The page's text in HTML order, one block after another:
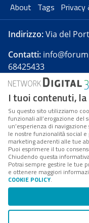
About Tags Privacy
Indirizzo:Via del
Contatti:
68425433
Forumpa.itè una
presso Registro
Reg. n. 182 del 2
FPA s.r.l. è
Coordinamento da
è un'azienda
Codice Fiscale/
n.
I tuoi contenuti,
Su questo sito utilizziamo
funzionali all’erogazione del
un’esperienza di
le nostre funzionalità social
marketing aderenti alle tue
Puoi esprimere il tuo
Chiudendo questa
Potrai sempre gestire le tue
e ottenere maggiori
COOKIE POLICY.